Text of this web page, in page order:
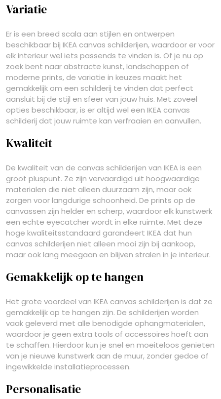
Variatie
Er is een breed scala aan stijlen en ontwerpen
beschikbaar bij IKEA canvas schilderijen, waardoor er voor
elk interieur wel iets passends te vinden is. Of je nu op
zoek bent naar abstracte kunst, landschappen of
moderne prints, de variatie in keuzes maakt het
gemakkelijk om een schilderij te vinden dat perfect
aansluit bij de stijl en sfeer van jouw huis. Met zoveel
opties beschikbaar, is er altijd wel een IKEA canvas
schilderij dat jouw ruimte kan verfraaien en aanvullen.
Kwaliteit
De kwaliteit van de canvas schilderijen van IKEA is een
groot pluspunt. Ze zijn vervaardigd uit hoogwaardige
materialen die niet alleen duurzaam zijn, maar ook
zorgen voor langdurige schoonheid. De prints op de
canvassen zijn helder en scherp, waardoor elk kunstwerk
een echte eyecatcher wordt in elke ruimte. Met deze
hoge kwaliteitsstandaard garandeert IKEA dat hun
canvas schilderijen niet alleen mooi zijn bij aankoop,
maar ook lang meegaan en blijven stralen in je interieur.
Gemakkelijk op te hangen
Het grote voordeel van IKEA canvas schilderijen is dat ze
gemakkelijk op te hangen zijn. De schilderijen worden
vaak geleverd met alle benodigde ophangmaterialen,
waardoor je geen extra tools of accessoires hoeft aan
te schaffen. Hierdoor kun je snel en moeiteloos genieten
van je nieuwe kunstwerk aan de muur, zonder gedoe of
ingewikkelde installatieprocessen.
Personalisatie